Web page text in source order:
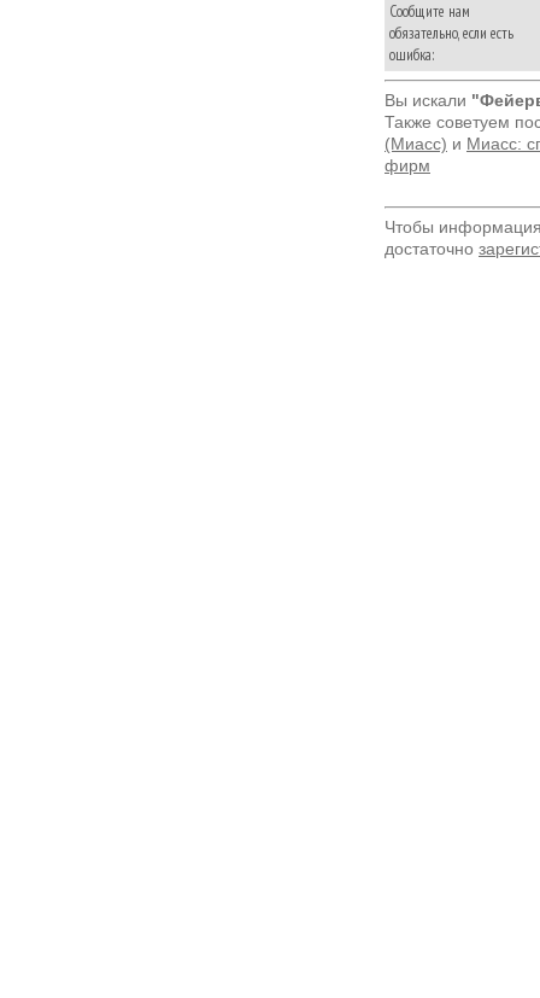
Сообщите нам
обязательно, если есть
ошибка:
Вы искали
Также советуем
(Миасс) и Миасс:
фирм
Чтобы
достаточно